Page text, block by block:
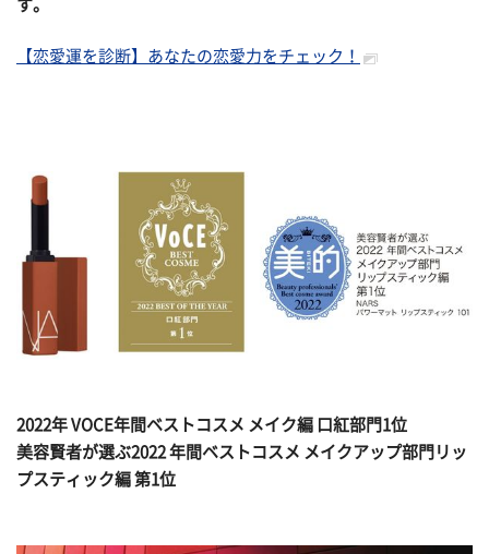
す。
【恋愛運を診断】あなたの恋愛力をチェック！
2022年 VOCE年間ベストコスメ メイク編 口紅部門1位
美容賢者が選ぶ2022 年間ベストコスメ メイクアップ部門リッ
プスティック編 第1位